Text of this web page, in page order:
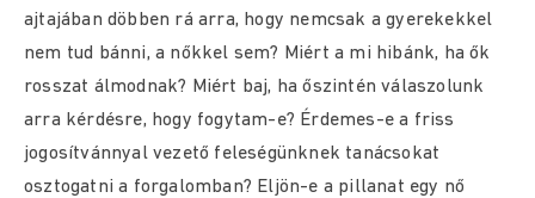
ajtajában döbben rá arra, hogy nemcsak a gyerekekkel
nem tud bánni, a nőkkel sem? Miért a mi hibánk, ha ők
rosszat álmodnak? Miért baj, ha őszintén válaszolunk
arra kérdésre, hogy fogytam-e? Érdemes-e a friss
jogosítvánnyal vezető feleségünknek tanácsokat
osztogatni a forgalomban? Eljön-e a pillanat egy nő